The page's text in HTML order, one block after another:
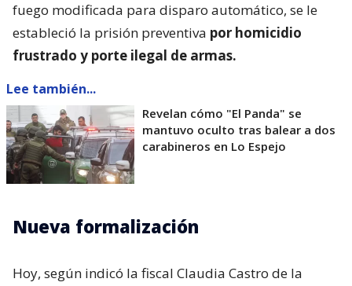
fuego modificada para disparo automático, se le
estableció la prisión preventiva por homicidio
frustrado y porte ilegal de armas.
Lee también...
Revelan cómo "El Panda" se
mantuvo oculto tras balear a dos
carabineros en Lo Espejo
Nueva formalización
Hoy, según indicó la fiscal Claudia Castro de la